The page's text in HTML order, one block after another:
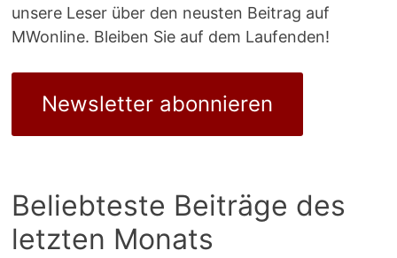
unsere Leser über den neusten Beitrag auf
MWonline. Bleiben Sie auf dem Laufenden!
Newsletter abonnieren
Beliebteste Beiträge des
letzten Monats